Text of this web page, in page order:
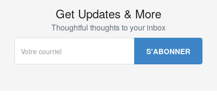
Get Updates & More
Thoughtful thoughts to your inbox